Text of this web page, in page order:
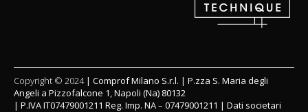
Copyright © 2024 | Comprof Milano S.r.l. | P.zza S. Maria degli
Angeli a Pizzofalcone 1, Napoli (Na) 80132
| P.IVA IT07479001211 Reg. Imp. NA – 07479001211 | Dati societari